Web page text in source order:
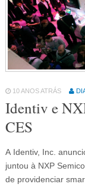
10 ANOS ATRÁS
Identiv e
CES
A Identiv, Inc.
juntou à NXP
de providenciar